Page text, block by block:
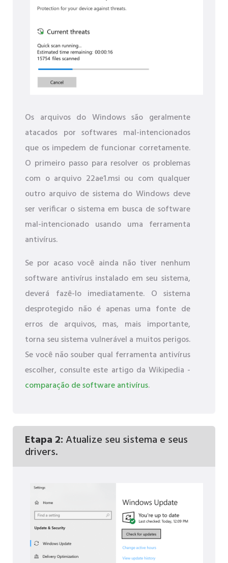
Os arquivos do Windows são geralmente
atacados por softwares mal-intencionados
que os impedem de funcionar corretamente.
O primeiro passo para resolver os problemas
com o arquivo 22ae1.msi ou com qualquer
outro arquivo de sistema do Windows deve
ser verificar o sistema em busca de software
mal-intencionado usando uma ferramenta
antivírus.
Se por acaso você ainda não tiver nenhum
software antivírus instalado em seu sistema,
deverá fazê-lo imediatamente. O sistema
desprotegido não é apenas uma fonte de
erros de arquivos, mas, mais importante,
torna seu sistema vulnerável a muitos perigos.
Se você não souber qual ferramenta antivírus
escolher, consulte este artigo da Wikipedia -
comparação de software antivírus.
Etapa 2:Atualize seu sistema e seus
drivers.